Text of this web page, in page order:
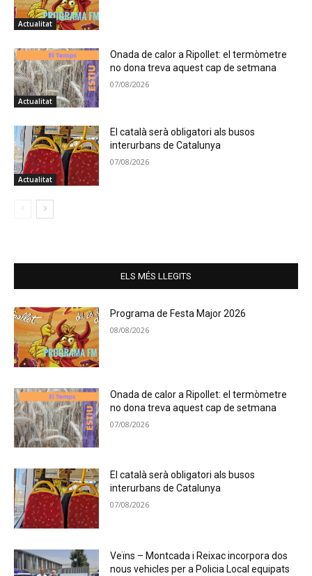
Actualitat
Actualitat
Onada de calor a Ripollet: el termòmetre
no dona treva aquest cap de setmana
07/08/2026
Actualitat
El català serà obligatori als busos
interurbans de Catalunya
07/08/2026
ELS MÉS LLEGITS
Programa de Festa Major 2026
08/08/2026
Onada de calor a Ripollet: el termòmetre
no dona treva aquest cap de setmana
07/08/2026
El català serà obligatori als busos
interurbans de Catalunya
07/08/2026
Veïns – Montcada i Reixac incorpora dos
nous vehicles per a Policia Local equipats